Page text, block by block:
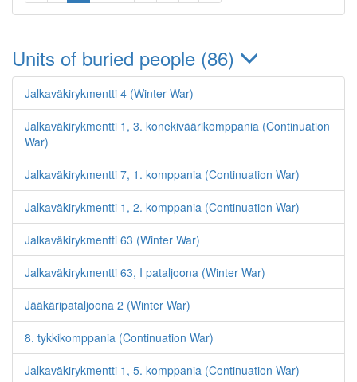
Units of buried people (86)
Jalkaväkirykmentti 4 (Winter War)
Jalkaväkirykmentti 1, 3. konekiväärikomppania (Continuation
War)
Jalkaväkirykmentti 7, 1. komppania (Continuation War)
Jalkaväkirykmentti 1, 2. komppania (Continuation War)
Jalkaväkirykmentti 63 (Winter War)
Jalkaväkirykmentti 63, I pataljoona (Winter War)
Jääkäripataljoona 2 (Winter War)
8. tykkikomppania (Continuation War)
Jalkaväkirykmentti 1, 5. komppania (Continuation War)